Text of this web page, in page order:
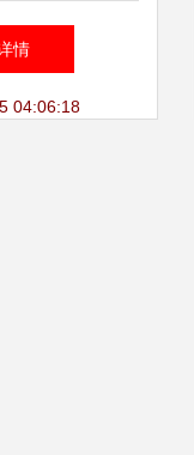
与青海服务
验与启示
情
04:06:18